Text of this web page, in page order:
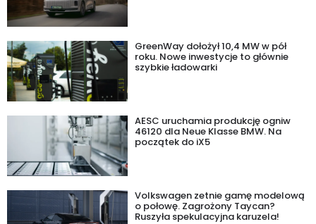
GreenWay dołożył 10,4 MW w pół
roku. Nowe inwestycje to głównie
szybkie ładowarki
AESC uruchamia produkcję ogniw
46120 dla Neue Klasse BMW. Na
początek do iX5
Volkswagen zetnie gamę modelową
o połowę. Zagrożony Taycan?
Ruszyła spekulacyjna karuzela!